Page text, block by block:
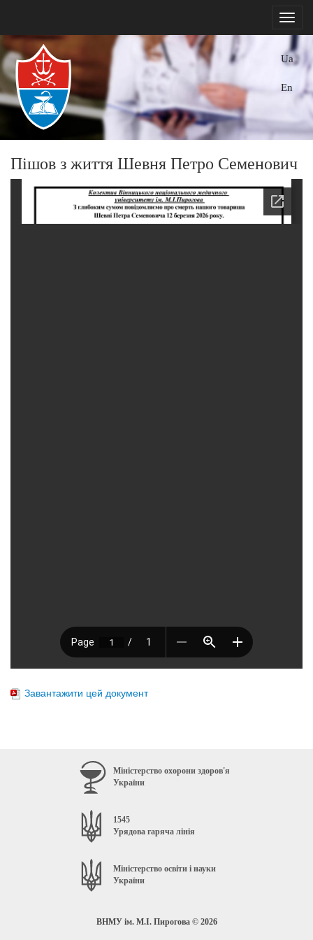
Ua
En
Пішов з життя Шевня Петро Семенович
Завантажити цей документ
Міністерство охорони здоров'я
України
1545
Урядова гаряча лінія
Міністерство освіти і науки
України
ВНМУ ім. М.І. Пирогова © 2026